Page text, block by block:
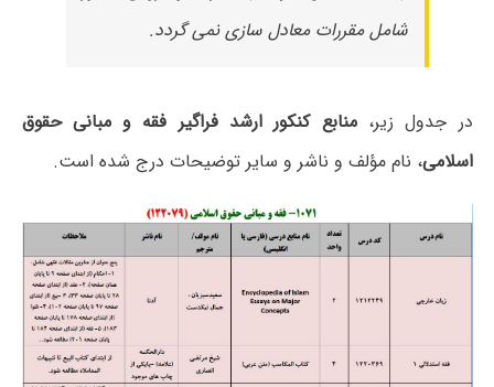
شامل مقررات معادل سازی نمی گردد.
در جدول زیر،منابع کنکور ارشد فراگیر فقه و مبانی حقوق
اسلامی، نام مؤلف و ناشر و سایر توضیحات درج شده است.